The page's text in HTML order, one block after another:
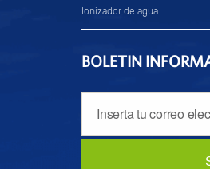
Ionizador de agua
BOLETIN